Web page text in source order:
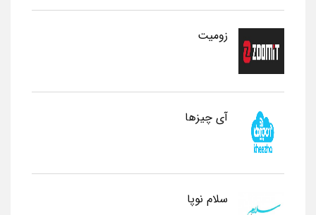
زومیت
آی چیزها
سلام نوپا